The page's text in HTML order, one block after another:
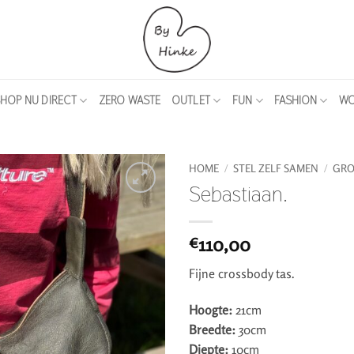
NU DIRECT ZERO WASTE OUTLET FUN FASHION
HOME / STEL ZELF SAMEN /
Sebastiaan.
€110,00
Fijne crossbody tas.
Hoogte: 21cm
Breedte: 30cm
Diepte: 10cm